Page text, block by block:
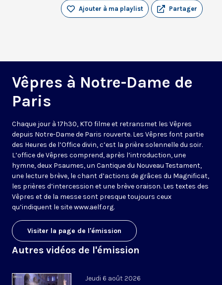
Partager
Ajouter à ma playlist
Vêpres à Notre-Dame de
Paris
Chaque jour à 17h30, KTO filme et retransmet les Vêpres
depuis Notre-Dame de Paris rouverte. Les Vêpres font partie
des Heures de l’Office divin, c’est la prière solennelle du soir.
L’office de Vêpres comprend, après l’introduction, une
hymne, deux Psaumes, un Cantique du Nouveau Testament,
une lecture brève, le chant d’actions de grâces du Magnificat,
les prières d’intercession et une brève oraison. Les textes des
Vêpres et de la messe sont presque toujours ceux
qu’indiquent le sitewww.aelf.org.
Visiter la page de l'émission
Autres vidéos de l'émission
Jeudi 6 août 2026